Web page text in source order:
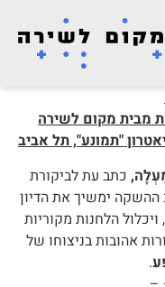
מבית מקום לשירה
כתב עת לביקורת
ימשיך את הדיון
הלחנות מקוריות
אהובות בניצוחו של
.